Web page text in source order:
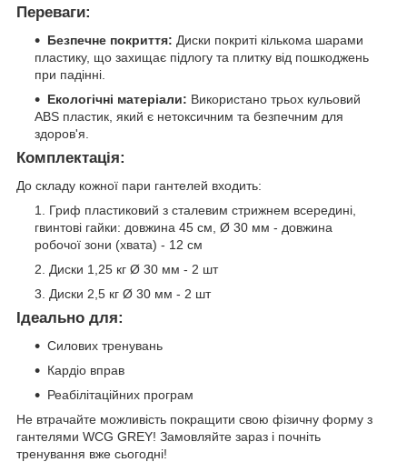
Переваги:
Безпечне покриття: Диски покриті кількома шарами
пластику, що захищає підлогу та плитку від пошкоджень
при падінні.
Екологічні матеріали: Використано трьох кульовий
АВЅ пластик, який є нетоксичним та безпечним для
здоров'я.
Комплектація:
До складу кожної пари гантелей входить:
Гриф пластиковий з сталевим стрижнем всередині,
гвинтові гайки: довжина 45 см, Ø 30 мм - довжина
робочої зони (хвата) - 12 см
Диски 1,25 кг Ø 30 мм - 2 шт
Диски 2,5 кг Ø 30 мм - 2 шт
Ідеально для:
Силових тренувань
Кардіо вправ
Реабілітаційних програм
Не втрачайте можливість покращити свою фізичну форму з
гантелями WCG GREY! Замовляйте зараз і почніть
тренування вже сьогодні!